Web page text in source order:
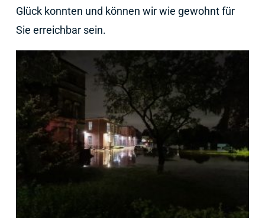
Glück konnten und können wir wie gewohnt für
Sie erreichbar sein.